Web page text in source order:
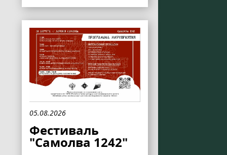
05.08.2026
Фестиваль
"Самолва 1242"